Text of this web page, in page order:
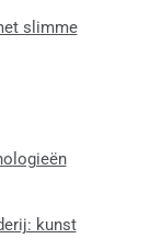
slimme
kunst